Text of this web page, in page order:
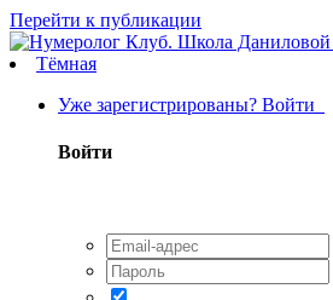
Перейти к публикации
Тёмная
Уже зарегистрированы? Войти
Войти